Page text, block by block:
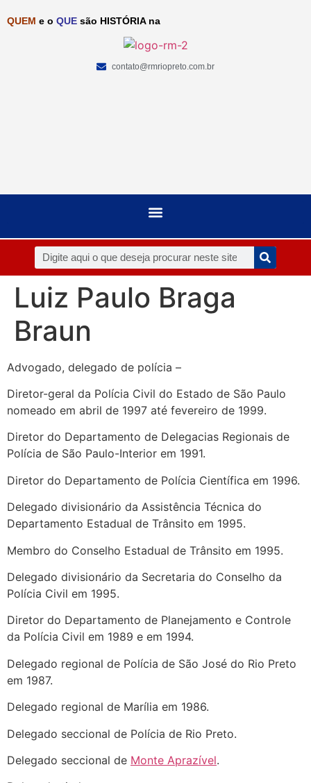
QUEM e o QUE são HISTÓRIA na
contato@rmriopreto.com.br
Luiz Paulo Braga
Braun
Advogado, delegado de polícia –
Diretor-geral da Polícia Civil do Estado de São Paulo
nomeado em abril de 1997 até fevereiro de 1999.
Diretor do Departamento de Delegacias Regionais de
Polícia de São Paulo-Interior em 1991.
Diretor do Departamento de Polícia Científica em 1996.
Delegado divisionário da Assistência Técnica do
Departamento Estadual de Trânsito em 1995.
Membro do Conselho Estadual de Trânsito em 1995.
Delegado divisionário da Secretaria do Conselho da
Polícia Civil em 1995.
Diretor do Departamento de Planejamento e Controle
da Polícia Civil em 1989 e em 1994.
Delegado regional de Polícia de São José do Rio Preto
em 1987.
Delegado regional de Marília em 1986.
Delegado seccional de Polícia de Rio Preto.
Delegado seccional de Monte Aprazível.